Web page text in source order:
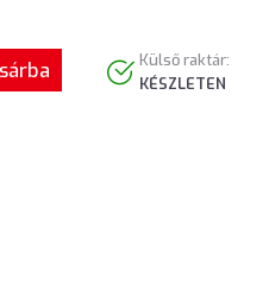
Külső raktár:
KÉSZLETEN